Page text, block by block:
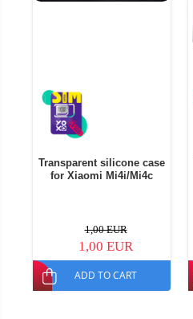
Transparent silicone case
for Xiaomi Mi4i/Mi4c
1,00 EUR
1,00 EUR
ADD TO CART